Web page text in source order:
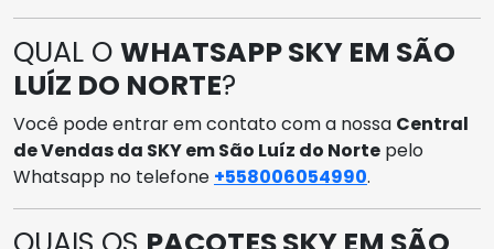
QUAL O WHATSAPP SKY EM SÃO
LUÍZ DO NORTE?
Você pode entrar em contato com a nossa Central
de Vendas da SKY em São Luíz do Norte pelo
Whatsapp no telefone +558006054990.